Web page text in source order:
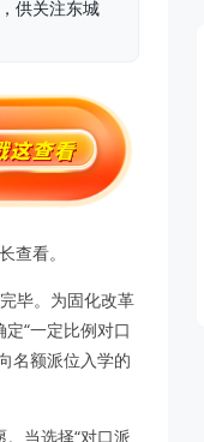
供关注东城
查看。
毕。为固化改革
“一定比例对口
名额派位入学的
当选择“对口派